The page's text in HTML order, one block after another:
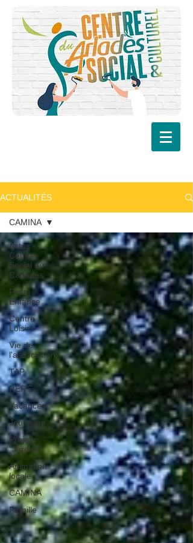
ACTUALITÉS
Actus
Centre
Social du
Carladès
Petite
Enfance
Centre
Loisirs
Vie de
l'association
TAP
RERS
Vacances
Jeunesse
Projet
"Jardins"
Animation
locale
CAMINA
Famille
CAMINA